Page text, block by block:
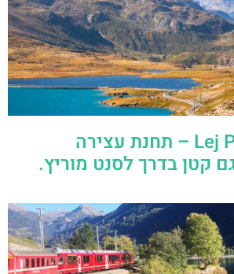
תחנת Lej Pitschen – תחנת עצירה
קטן בדרך לסנט מוריץ.